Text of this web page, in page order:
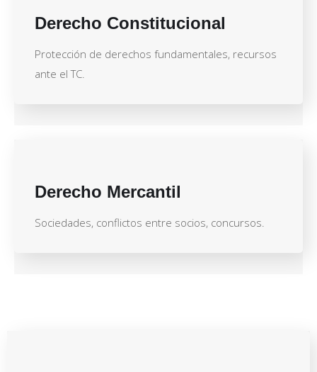
Derecho Constitucional
Protección de derechos fundamentales, recursos
ante el TC.
Derecho Mercantil
Sociedades, conflictos entre socios, concursos.